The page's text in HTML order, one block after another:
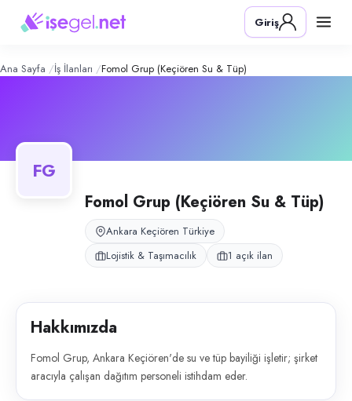
Grup (Keçiören Su & Tüp) –
Konum:
Fomol Grup, Ankara Keçiören'de su ve tüp bayiliği işletir; şirket
Giriş
Ana Sayfa İş İlanları Fomol Grup (Keçiören Su & Tüp)
FG
Fomol Grup (Keçiören Su & Tüp)
Ankara Keçiören Türkiye
Lojistik & Taşımacılık
1 açık ilan
Hakkımızda
Fomol Grup, Ankara Keçiören'de su ve tüp bayiliği işletir; şirket
aracıyla çalışan dağıtım personeli istihdam eder.